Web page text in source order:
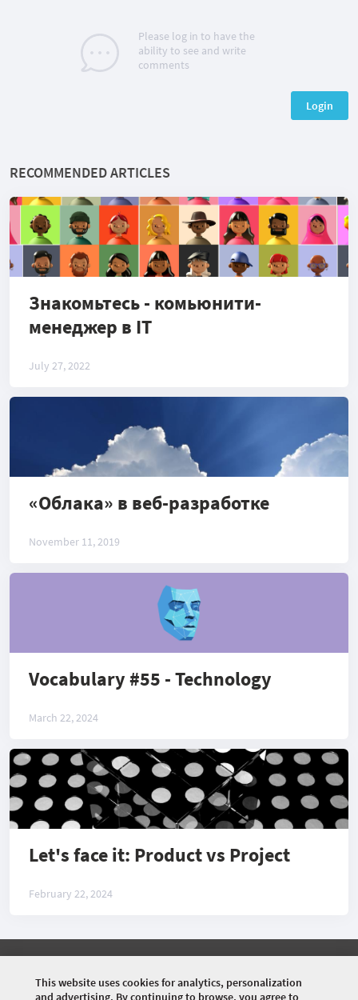
Please log in to have the
ability to see and write
comments
Login
RECOMMENDED ARTICLES
Знакомьтесь - комьюнити-
менеджер в IT
July 27, 2022
«Облака» в веб-разработке
November 11, 2019
Vocabulary #55 - Technology
March 22, 2024
Let's face it: Product vs Project
February 22, 2024
©2026 COMMUNITY COMPANY. ALL RIGHTS
RESERVED.
This website uses cookies for analytics, personalization
and advertising. By continuing to browse, you agree to